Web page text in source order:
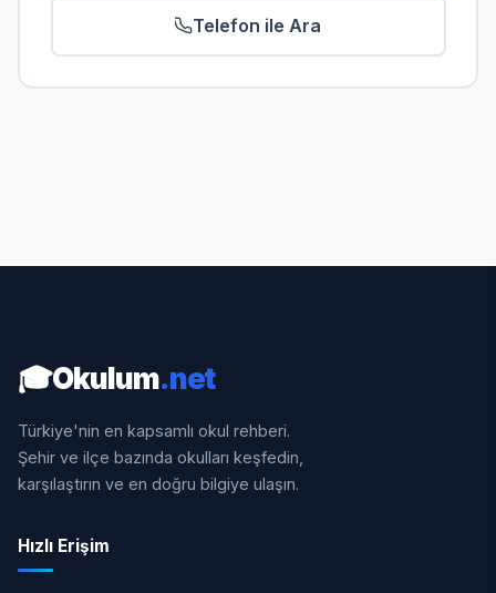
Telefon ile Ara
🎓Okulum.net
Türkiye'nin en kapsamlı okul rehberi.
Şehir ve ilçe bazında okulları keşfedin,
karşılaştırın ve en doğru bilgiye ulaşın.
Hızlı Erişim